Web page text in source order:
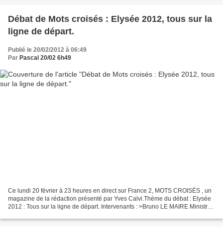
Débat de Mots croisés : Elysée 2012, tous sur la
ligne de départ.
Publié le 20/02/2012 à 06:49
Par Pascal 20/02 6h49
Ce lundi 20 février à 23 heures en direct sur France 2, MOTS CROISÉS , un
magazine de la rédaction présenté par Yves Calvi.Thème du débat : Elysée
2012 : Tous sur la ligne de départ. Intervenants : >Bruno LE MAIRE Ministre